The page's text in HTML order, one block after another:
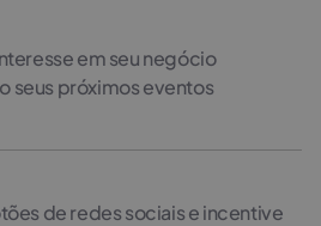
em seu negócio
seus próximos eventos
de redes sociais e incentive